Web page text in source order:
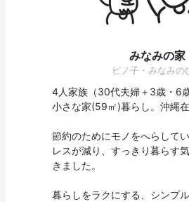
みなみの家
ピノ子・みなみの
4人家族（30代夫婦＋3歳・6歳
小さな家(59㎡)暮らし。沖縄在
節約のためにモノをへらして
レスが減り、すっきり暮らす
きました。
暮らしをラクにする、シンプ